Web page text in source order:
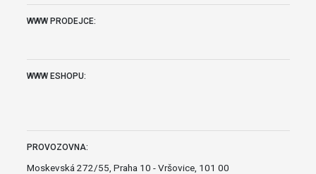
WWW PRODEJCE:
WWW ESHOPU:
PROVOZOVNA:
Moskevská 272/55, Praha 10 - Vršovice, 101 00